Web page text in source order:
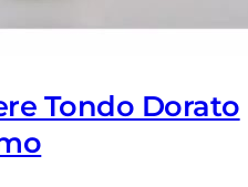
Tondo Dorato